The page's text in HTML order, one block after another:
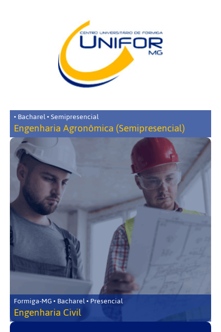
• Bacharel • Semipresencial
Engenharia Agronômica (Semipresencial)
Formiga-MG • Bacharel • Presencial
Engenharia Civil